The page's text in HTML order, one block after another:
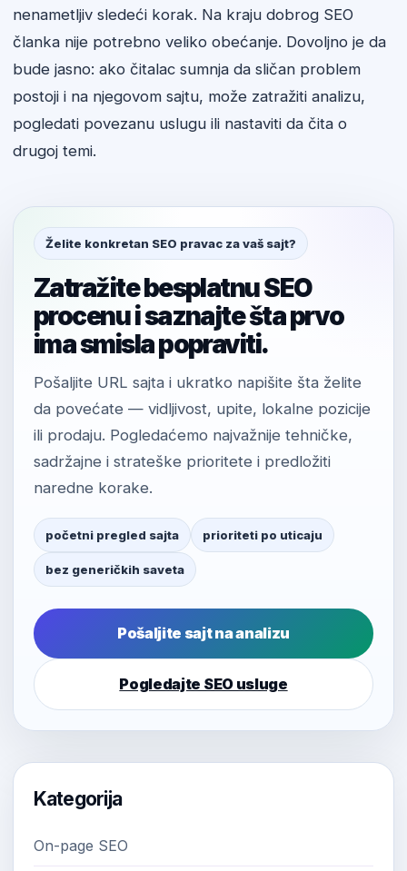
nenametljiv sledeći korak. Na kraju dobrog SEO
članka nije potrebno veliko obećanje. Dovoljno je da
bude jasno: ako čitalac sumnja da sličan problem
postoji i na njegovom sajtu, može zatražiti analizu,
pogledati povezanu uslugu ili nastaviti da čita o
drugoj temi.
Želite konkretan SEO pravac za vaš sajt?
Zatražite besplatnu SEO
procenu i saznajte šta prvo
ima smisla popraviti.
Pošaljite URL sajta i ukratko napišite šta želite
da povećate — vidljivost, upite, lokalne pozicije
ili prodaju. Pogledaćemo najvažnije tehničke,
sadržajne i strateške prioritete i predložiti
naredne korake.
početni pregled sajta prioriteti po uticaju
bez generičkih saveta
Pošaljite sajt na analizu
Pogledajte SEO usluge
Kategorija
On-page SEO